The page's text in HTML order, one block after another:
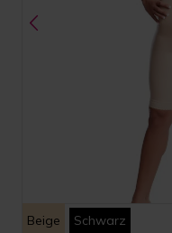
Beige Schwarz